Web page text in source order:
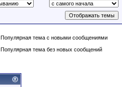
Популярная тема с новыми сообщениями
Популярная тема без новых сообщений